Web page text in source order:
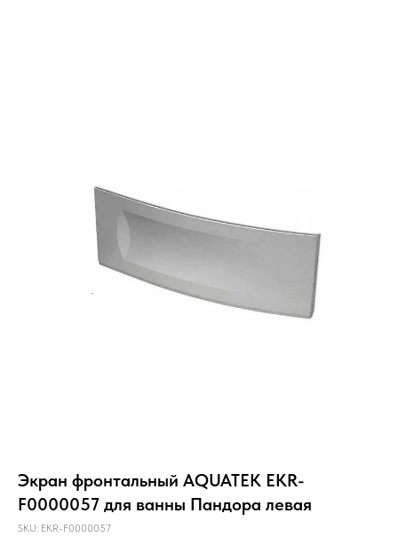
Экран фронтальный AQUATEK EKR-
F0000057 для ванны Пандора левая
SKU: EKR-F0000057